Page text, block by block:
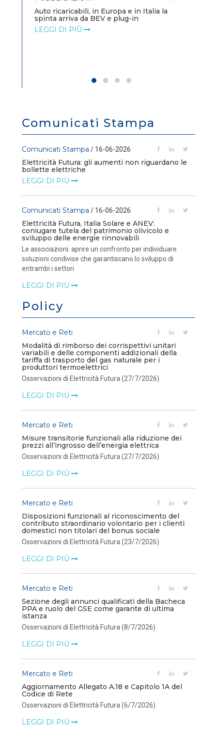
Auto ricaricabili, in Europa e in Italia la
spinta arriva da BEV e plug-in
LEGGI DI PIÙ
Comunicati Stampa
Comunicati Stampa / 16-06-2026
Elettricità Futura: gli aumenti non riguardano le
bollette elettriche
LEGGI DI PIÙ
Comunicati Stampa / 16-06-2026
Elettricità Futura, Italia Solare e ANEV:
coniugare tutela del patrimonio olivicolo e
sviluppo delle energie rinnovabili
Le associazioni: aprire un confronto per individuare
soluzioni condivise che garantiscano lo sviluppo di
entrambi i settori
LEGGI DI PIÙ
Policy
Mercato e Reti
Modalità di rimborso dei corrispettivi unitari
variabili e delle componenti addizionali della
tariffa di trasporto del gas naturale per i
produttori termoelettrici
Osservazioni di Elettricità Futura (27/7/2026)
LEGGI DI PIÙ
Mercato e Reti
Misure transitorie funzionali alla riduzione dei
prezzi all’ingrosso dell’energia elettrica
Osservazioni di Elettricità Futura (27/7/2026)
LEGGI DI PIÙ
Mercato e Reti
Disposizioni funzionali al riconoscimento del
contributo straordinario volontario per i clienti
domestici non titolari del bonus sociale
Osservazioni di Elettricità Futura (23/7/2026)
LEGGI DI PIÙ
Mercato e Reti
Sezione degli annunci qualificati della Bacheca
PPA e ruolo del GSE come garante di ultima
istanza
Osservazioni di Elettricità Futura (8/7/2026)
LEGGI DI PIÙ
Mercato e Reti
Aggiornamento Allegato A.18 e Capitolo 1A del
Codice di Rete
Osservazioni di Elettricità Futura (6/7/2026)
LEGGI DI PIÙ